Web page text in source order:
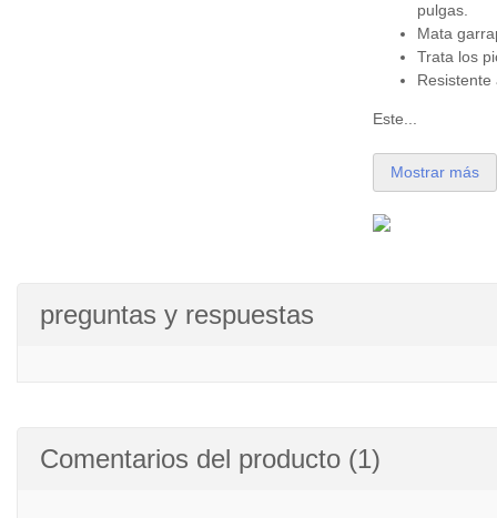
pulgas.
Mata
Trata los
Resistente
Este...
Mostrar más
preguntas y respuestas
Comentarios del producto (1)